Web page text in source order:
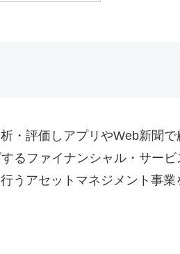
・評価しアプリやWeb新聞で
るファイナンシャル・サー
うアセットマネジメント事業